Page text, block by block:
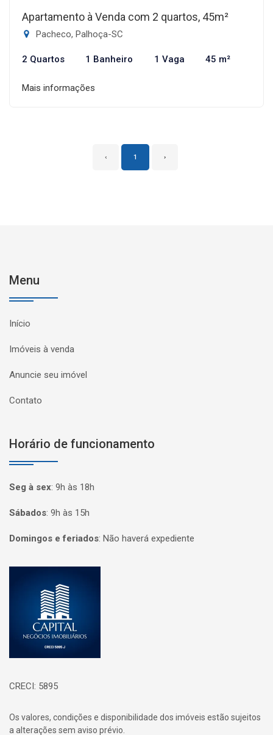
Apartamento à Venda com 2 quartos, 45m²
Pacheco, Palhoça-SC
2 Quartos 1 Banheiro 1 Vaga 45 m²
Mais informações
‹ 1 ›
Menu
Início
Imóveis à venda
Anuncie seu imóvel
Contato
Horário de funcionamento
Seg à sex: 9h às 18h
Sábados: 9h às 15h
Domingos e feriados: Não haverá expediente
CRECI: 5895
Os valores, condições e disponibilidade dos imóveis estão sujeitos
a alterações sem aviso prévio.